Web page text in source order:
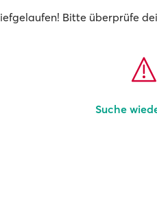
Bitte überprüfe
Suche